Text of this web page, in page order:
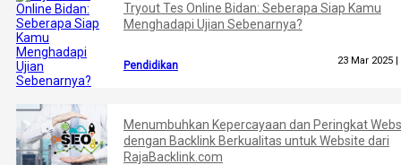
Tryout Tes Online Bidan: Seberapa Siap Kamu
Menghadapi Ujian Sebenarnya?
Pendidikan 23 Mar 2025 |
Menumbuhkan Kepercayaan dan Peringkat
dengan Backlink Berkualitas untuk Website dari
RajaBacklink.com